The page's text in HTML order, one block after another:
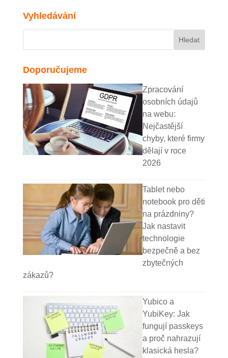
Vyhledávání
Doporučujeme
Zpracování
osobních údajů
na webu:
Nejčastější
chyby, které firmy
dělají v roce
2026
Tablet nebo
notebook pro děti
na prázdniny?
Jak nastavit
technologie
bezpečně a bez
zbytečných
zákazů?
Yubico a
YubiKey: Jak
fungují passkeys
a proč nahrazují
klasická hesla?